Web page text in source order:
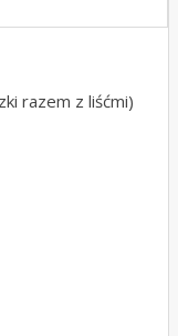
razem z liśćmi)